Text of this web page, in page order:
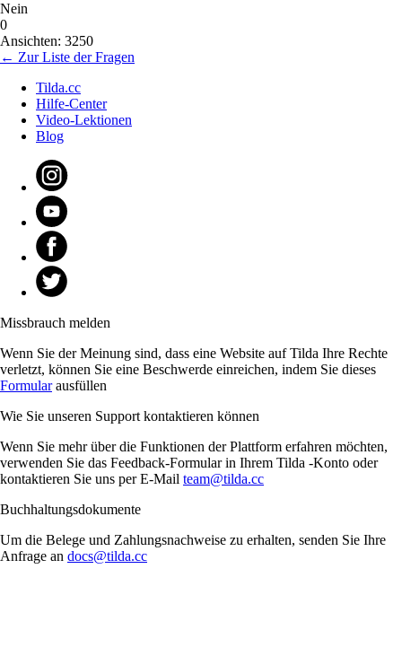
Nein
0
Ansichten: 3250
← Zur Liste der Fragen
Tilda.cc
Hilfe-Center
Video-Lektionen
Blog
Missbrauch melden
Wenn Sie der Meinung sind, dass eine Website auf Tilda Ihre Rechte
verletzt, können Sie eine Beschwerde einreichen, indem Sie dieses
Formularausfüllen
Wie Sie unseren Support kontaktieren können
Wenn Sie mehr über die Funktionen der Plattform erfahren möchten,
verwenden Sie das Feedback-Formular in Ihrem Tilda -Konto oder
kontaktieren Sie uns per E-Mail team@tilda.cc
Buchhaltungsdokumente
Um die Belege und Zahlungsnachweise zu erhalten, senden Sie Ihre
Anfrage an docs@tilda.cc